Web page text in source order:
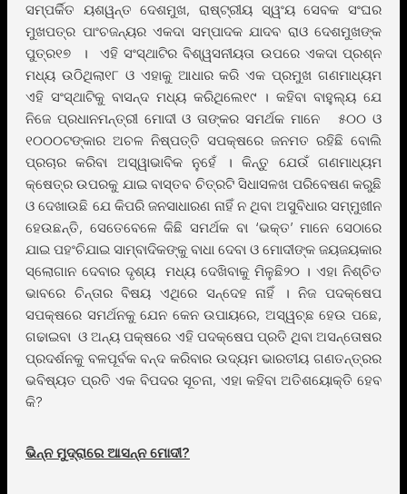
ସମ୍ପର୍କିତ ୟଶୱନ୍ତ ଦେଶମୁଖ, ରାଷ୍ଟ୍ରୀୟ ସ୍ୱଂୟ ସେବକ ସଂଘର
ମୁଖପତ୍ର ପାଂଚଜନ୍ୟର ଏକଦା ସମ୍ପାଦକ ଯାଦବ ରାଓ ଦେଶମୁଖଙ୍କ
ପୁତ୍ର୧୭ । ଏହି ସଂସ୍ଥାଟିର ବିଶ୍ୱସନୀୟତା ଉପରେ ଏକଦା ପ୍ରଶ୍ନ
ମଧ୍ୟ ଉଠିଥିଲା୧୮ ଓ ଏହାକୁ ଆଧାର କରି ଏକ ପ୍ରମୁଖ ଗଣମାଧ୍ୟମ
ଏହି ସଂସ୍ଥାଟିକୁ ବାସନ୍ଦ ମଧ୍ୟ କରିଥିଲେ୧୯ । କହିବା ବାହୁଲ୍ୟ ଯେ
ନିଜେ ପ୍ରଧାନମନ୍ତ୍ରୀ ମୋଦୀ ଓ ତାଙ୍କର ସମର୍ଥକ ମାନେ ୫୦୦ ଓ
୧୦୦୦ଟଙ୍କାର ଅଚଳ ନିଷ୍ପତ୍ତି ସପକ୍ଷରେ ଜନମତ ରହିଛି ବୋଲି
ପ୍ରଚାର କରିବା ଅସ୍ୱାଭାବିକ ନୁହେଁ । କିନ୍ତୁ ଯେଉଁ ଗଣମାଧ୍ୟମ
କ୍ଷେତ୍ର ଉପରକୁ ଯାଇ ବାସ୍ତବ ଚିତ୍ରଟି ସିଧାସଳଖ ପରିବେଷଣ କରୁଛି
ଓ ଦେଖାଉଛି ଯେ କିପରି ଜନସାଧାରଣ ନାହିଁ ନ ଥିବା ଅସୁବିଧାର ସମ୍ମୁଖୀନ
ହେଉଛନ୍ତି, ସେତେବେଳେ କିଛି ସମର୍ଥକ ବା ‘ଭକ୍ତ’ ମାନେ ସେଠାରେ
ଯାଇ ପହଂଚିଯାଇ ସାମ୍ବାଦିକଙ୍କୁ ବାଧା ଦେବା ଓ ମୋଦୀଙ୍କ ଜୟଜୟକାର
ସ୍ଲୋଗାନ ଦେବାର ଦୃଶ୍ୟ ମଧ୍ୟ ଦେଖିବାକୁ ମିଳୁଛି୨୦ । ଏହା ନିଶ୍ଚିତ
ଭାବରେ ଚିନ୍ତାର ବିଷୟ ଏଥିରେ ସନ୍ଦେହ ନାହିଁ । ନିଜ ପଦକ୍ଷେପ
ସପକ୍ଷରେ ସମର୍ଥନକୁ ଯେନ କେନ ଉପାୟରେ, ଅସ୍ୱଚ୍ଛ ହେଉ ପଛେ,
ଗଢାଇବା ଓ ଅନ୍ୟ ପକ୍ଷରେ ଏହି ପଦକ୍ଷେପ ପ୍ରତି ଥିବା ଅସନ୍ତୋଷର
ପ୍ରଦର୍ଶନକୁ ବଳପୂର୍ବକ ବନ୍ଦ କରିବାର ଉଦ୍ୟମ ଭାରତୀୟ ଗଣତନ୍ତ୍ରର
ଭବିଷ୍ୟତ ପ୍ରତି ଏକ ବିପଦର ସୂଚନା, ଏହା କହିବା ଅତିଶୟୋକ୍ତି ହେବ
କି?
ଭିନ୍ନ ମୁଦ୍ରାରେ ଆସନ୍ନ ମୋଦୀ?